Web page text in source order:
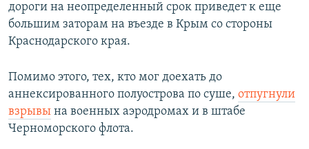
дороги на неопределенный срок приведет к еще
большим заторам на въезде в Крым со стороны
Краснодарского края.
Помимо этого, тех, кто мог доехать до
аннексированного полуострова по суше, отпугнули
взрывы на военных аэродромах и в штабе
Черноморского флота.